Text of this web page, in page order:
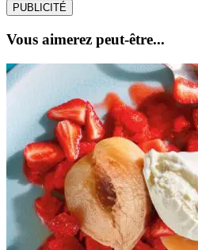
PUBLICITÉ
Vous aimerez peut-être...